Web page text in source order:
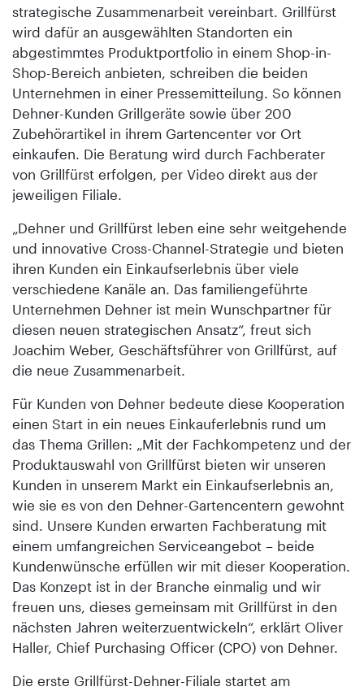
strategische Zusammenarbeit vereinbart. Grillfürst
wird dafür an ausgewählten Standorten ein
abgestimmtes Produktportfolio in einem Shop-in-
Shop-Bereich anbieten, schreiben die beiden
Unternehmen in einer Pressemitteilung. So können
Dehner-Kunden Grillgeräte sowie über 200
Zubehörartikel in ihrem Gartencenter vor Ort
einkaufen. Die Beratung wird durch Fachberater
von Grillfürst erfolgen, per Video direkt aus der
jeweiligen Filiale.
„Dehner und Grillfürst leben eine sehr weitgehende
und innovative Cross-Channel-Strategie und bieten
ihren Kunden ein Einkaufserlebnis über viele
verschiedene Kanäle an. Das familiengeführte
Unternehmen Dehner ist mein Wunschpartner für
diesen neuen strategischen Ansatz“, freut sich
Joachim Weber, Geschäftsführer von Grillfürst, auf
die neue Zusammenarbeit.
Für Kunden von Dehner bedeute diese Kooperation
einen Start in ein neues Einkauferlebnis rund um
das Thema Grillen: „Mit der Fachkompetenz und der
Produktauswahl von Grillfürst bieten wir unseren
Kunden in unserem Markt ein Einkaufserlebnis an,
wie sie es von den Dehner-Gartencentern gewohnt
sind. Unsere Kunden erwarten Fachberatung mit
einem umfangreichen Serviceangebot – beide
Kundenwünsche erfüllen wir mit dieser Kooperation.
Das Konzept ist in der Branche einmalig und wir
freuen uns, dieses gemeinsam mit Grillfürst in den
nächsten Jahren weiterzuentwickeln“, erklärt Oliver
Haller, Chief Purchasing Officer (CPO) von Dehner.
Die erste Grillfürst-Dehner-Filiale startet am